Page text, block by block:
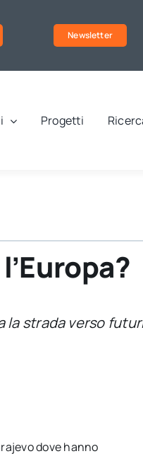
Newsletter
Progetti
la strada verso
dove hanno